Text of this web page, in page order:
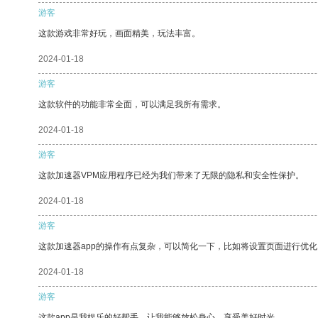
游客
这款游戏非常好玩，画面精美，玩法丰富。
2024-01-18
游客
这款软件的功能非常全面，可以满足我所有需求。
2024-01-18
游客
这款加速器VPM应用程序已经为我们带来了无限的隐私和安全性保护。
2024-01-18
游客
这款加速器app的操作有点复杂，可以简化一下，比如将设置页面进行优
2024-01-18
游客